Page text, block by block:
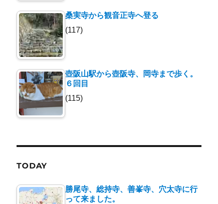
桑実寺から観音正寺へ登る
(117)
壺阪山駅から壺阪寺、岡寺まで歩く。
６回目
(115)
TODAY
勝尾寺、総持寺、善峯寺、穴太寺に行
って来ました。